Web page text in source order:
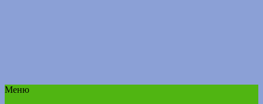
Меню